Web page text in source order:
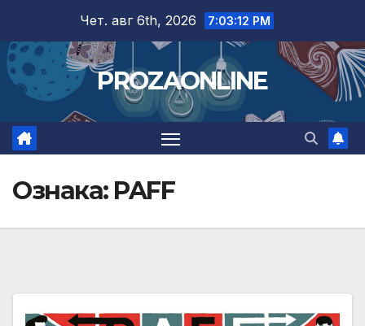
content
Чет. авг 6th, 2026 7:03:12 PM
PROZAONLINE
Ознака: PAFF